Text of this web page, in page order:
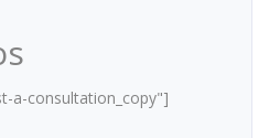
a-consultation_copy"]